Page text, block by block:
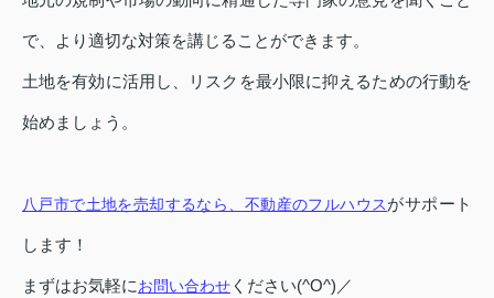
で、より適切な対策を講じることができます。
土地を有効に活用し、リスクを最小限に抑えるための行動を
始めましょう。
八戸市で土地を売却するなら、不動産のフルハウスがサポート
します！
まずはお気軽にお問い合わせ ください(^O^)／